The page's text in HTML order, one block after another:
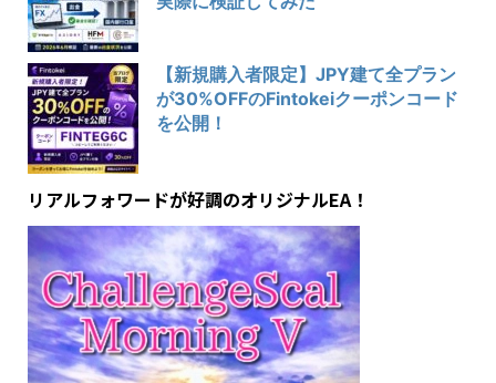
【新規購入者限定】JPY建て全プラン
が30%OFFのFintokeiクーポンコード
を公開！
リアルフォワードが好調のオリジナルEA！